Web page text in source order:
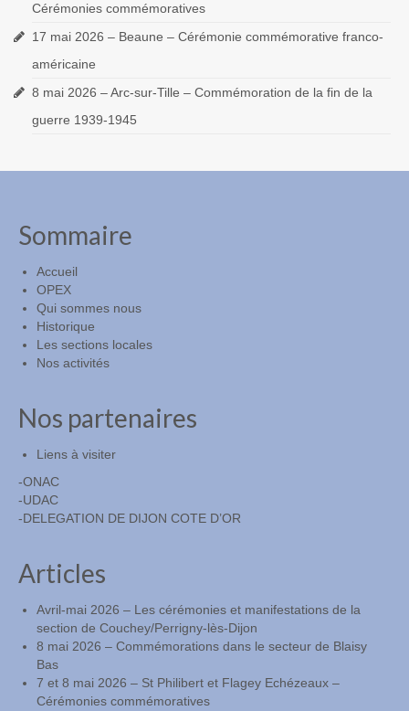
Cérémonies commémoratives
17 mai 2026 – Beaune – Cérémonie commémorative franco-
américaine
8 mai 2026 – Arc-sur-Tille – Commémoration de la fin de la
guerre 1939-1945
Sommaire
Accueil
OPEX
Qui sommes nous
Historique
Les sections locales
Nos activités
Nos partenaires
Liens à visiter
-ONAC
-UDAC
-DELEGATION DE DIJON COTE D’OR
Articles
Avril-mai 2026 – Les cérémonies et manifestations de la
section de Couchey/Perrigny-lès-Dijon
8 mai 2026 – Commémorations dans le secteur de Blaisy
Bas
7 et 8 mai 2026 – St Philibert et Flagey Echézeaux –
Cérémonies commémoratives